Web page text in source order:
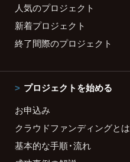
人気のプロジェクト
新着プロジェクト
終了間際のプロジェクト
プロジェクトを始める
お申込み
クラウドファンディングとは
基本的な手順・流れ